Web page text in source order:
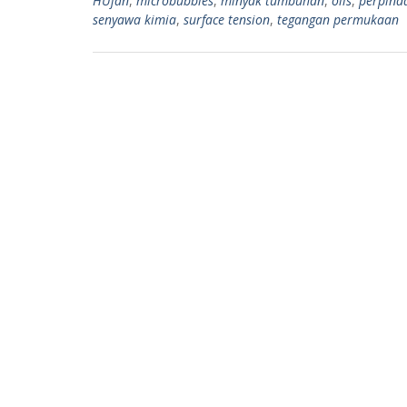
p
m
senyawa kimia, surface tension, tegangan permukaan